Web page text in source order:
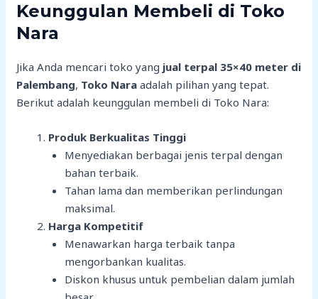
Keunggulan Membeli di Toko
Nara
Jika Anda mencari toko yang jual terpal 35×40 meter di
Palembang, Toko Nara adalah pilihan yang tepat.
Berikut adalah keunggulan membeli di Toko Nara:
Produk Berkualitas Tinggi
Menyediakan berbagai jenis terpal dengan
bahan terbaik.
Tahan lama dan memberikan perlindungan
maksimal.
Harga Kompetitif
Menawarkan harga terbaik tanpa
mengorbankan kualitas.
Diskon khusus untuk pembelian dalam jumlah